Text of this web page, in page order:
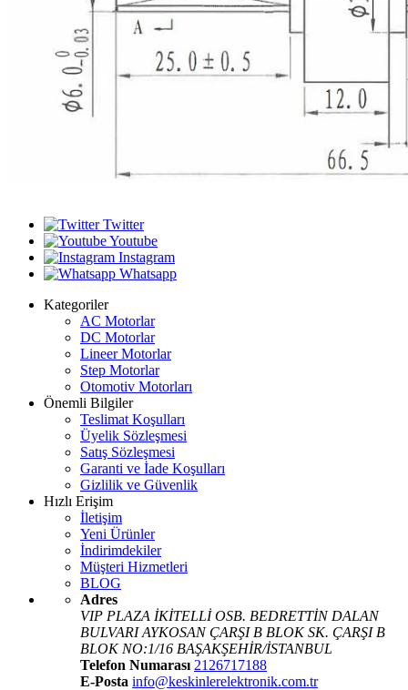
Twitter
Youtube
Instagram
Whatsapp
Kategoriler
AC Motorlar
DC Motorlar
Lineer Motorlar
Step Motorlar
Otomotiv Motorları
Önemli Bilgiler
Teslimat Koşulları
Üyelik Sözleşmesi
Satış Sözleşmesi
Garanti ve İade Koşulları
Gizlilik ve Güvenlik
Hızlı Erişim
İletişim
Yeni Ürünler
İndirimdekiler
Müşteri Hizmetleri
BLOG
Adres
VIP PLAZA İKİTELLİ OSB. BEDRETTİN DALAN
BULVARI AYKOSAN ÇARŞI B BLOK SK. ÇARŞI B
BLOK NO:1/16 BAŞAKŞEHİR/İSTANBUL
Telefon Numarası 2126717188
E-Posta info@keskinlerelektronik.com.tr